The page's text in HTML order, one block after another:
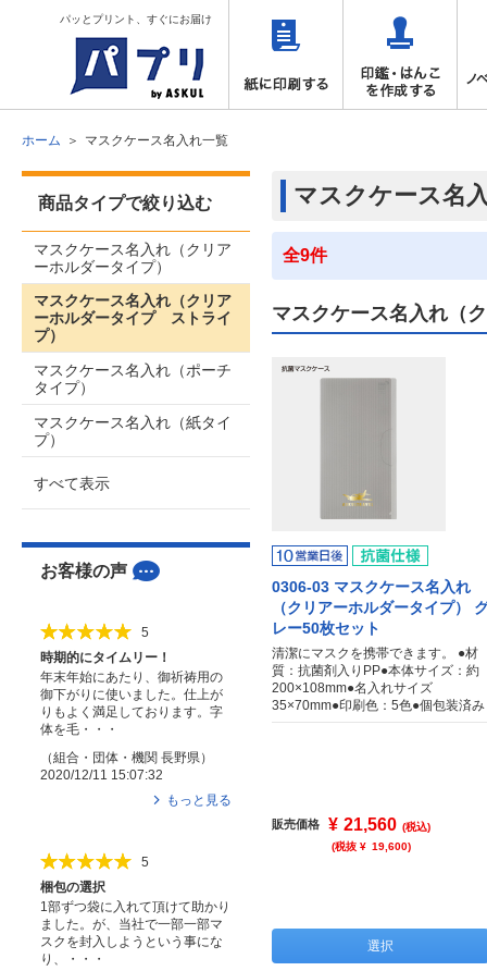
パッとプリント、すぐにお届け
ホーム マスクケース名入れ一覧
マスクケース名
全9件
マスクケース名入れ（
0306-03 マスクケース名入れ
（クリアーホルダータイプ）
レー50枚セット
清潔にマスクを携帯できます。 ●材
質：抗菌剤入りPP●本体サイズ：約
200×108mm●名入れサイズ
35×70mm●印刷色：5色●個包装済み
販売価格 ¥ 21,560 (税込)
(税抜 ¥ 19,600)
選択
商品タイプで絞り込む
マスクケース名入れ（クリア
ーホルダータイプ）
マスクケース名入れ（クリア
ーホルダータイプ ストライ
プ）
マスクケース名入れ（ポーチ
タイプ）
マスクケース名入れ（紙タイ
プ）
すべて表示
お客様の声
5
時期的にタイムリー！
年末年始にあたり、御祈祷用の
御下がりに使いました。仕上が
りもよく満足しております。字
体を毛・・・
（組合・団体・機関 長野県 ）
2020/12/11 15:07:32
もっと見る
5
梱包の選択
1部ずつ袋に入れて頂けて助かり
ました。が、当社で一部一部マ
スクを封入しようという事にな
り、・・・